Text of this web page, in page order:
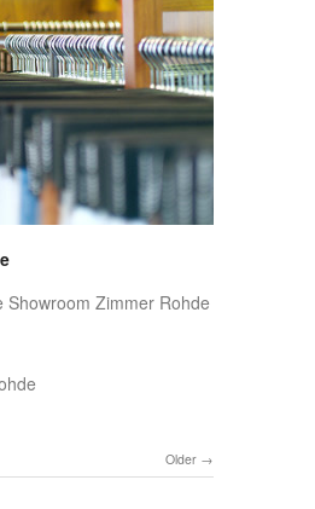
Showroom Zimmer Rohde
Older